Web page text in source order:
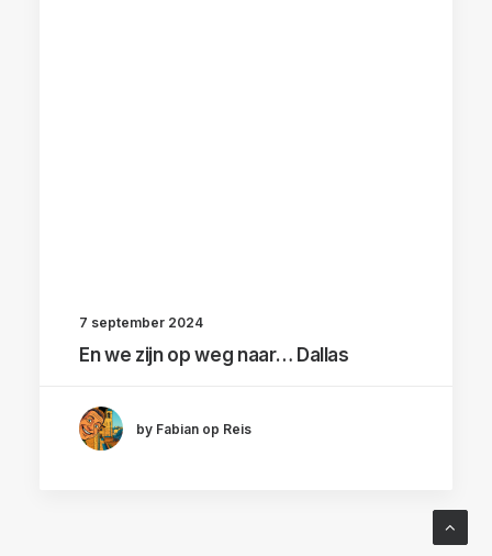
7 september 2024
En we zijn op weg naar… Dallas
by Fabian op Reis